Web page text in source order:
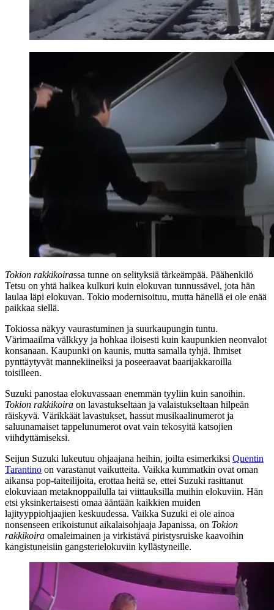
Tokion rakkikoirassa tunne on selityksiä tärkeämpää. Päähenkilö
Tetsu on yhtä haikea kulkuri kuin elokuvan tunnussävel, jota hän
laulaa läpi elokuvan. Tokio modernisoituu, mutta hänellä ei ole enää
paikkaa siellä.
Tokiossa näkyy vaurastuminen ja suurkaupungin tuntu.
Värimaailma välkkyy ja hohkaa iloisesti kuin kaupunkien neonvalot
konsanaan. Kaupunki on kaunis, mutta samalla tyhjä. Ihmiset
pynttäytyvät mannekiineiksi ja poseeraavat baarijakkaroilla
toisilleen.
Suzuki panostaa elokuvassaan enemmän tyyliin kuin sanoihin.
Tokion rakkikoira on lavastukseltaan ja valaistukseltaan hilpeän
räiskyvä. Värikkäät lavastukset, hassut musikaalinumerot ja
saluunamaiset tappelunumerot ovat vain tekosyitä katsojien
viihdyttämiseksi.
Seijun Suzuki lukeutuu ohjaajana heihin, joilta esimerkiksi Quentin
Tarantino on varastanut vaikutteita. Vaikka kummatkin ovat oman
aikansa pop‑taiteilijoita, erottaa heitä se, ettei Suzuki rasittanut
elokuviaan metaknoppailulla tai viittauksilla muihin elokuviin. Hän
etsi yksinkertaisesti omaa ääntään kaikkien muiden
lajityyppiohjaajien keskuudessa. Vaikka Suzuki ei ole ainoa
nonsenseen erikoistunut aikalaisohjaaja Japanissa, on Tokion
rakkikoira omaleimainen ja virkistävä piristysruiske kaavoihin
kangistuneisiin gangsterielokuviin kyllästyneille.